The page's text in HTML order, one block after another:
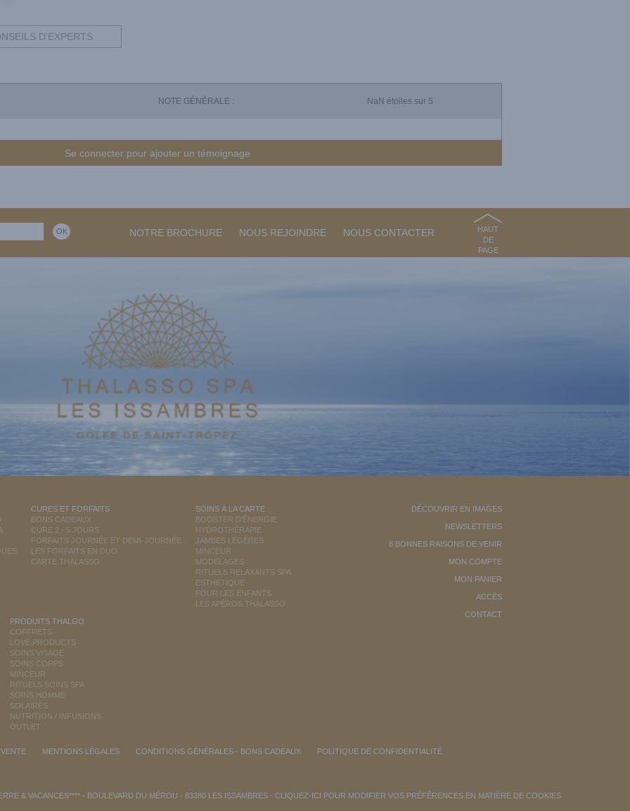
D'EXPERTS
NOTE GÉNÉRALE : NaN étoiles sur 5
Se connecter pour ajouter un témoignage
NOTRE BROCHURE NOUS REJOINDRE NOUS CONTACTER
HAUT
DE
PAGE
CURES ET FORFAITS
BONS CADEAUX
CURE 2 - 5 JOURS
FORFAITS JOURNÉE ET DEMI-JOURNÉE
LES FORFAITS EN DUO
CARTE THALASSO
SOINS À LA CARTE
BOOSTER D'ÉNERGIE
HYDROTHÉRAPIE
JAMBES LÉGÈRES
MINCEUR
MODELAGES
RITUELS RELAXANTS SPA
ESTHÉTIQUE
POUR LES ENFANTS
LES APÉROS THALASSO
PRODUITS THALGO
COFFRETS
LOVE PRODUCTS
SOINS VISAGE
SOINS CORPS
MINCEUR
RITUELS SOINS SPA
SOINS HOMME
SOLAIRES
NUTRITION / INFUSIONS
OUTLET
DÉCOUVRIR EN IMAGES
NEWSLETTERS
8 BONNES RAISONS DE VENIR
MON COMPTE
MON PANIER
ACCÈS
CONTACT
MENTIONS LÉGALES CONDITIONS GÉNÉRALES - BONS CADEAUX POLITIQUE DE CONFIDENTIALITÉ
& VACANCES**** - BOULEVARD DU MÉROU - 83380 LES ISSAMBRES - CLIQUEZ-ICI POUR MODIFIER VOS PRÉFÉRENCES EN MATIÈRE DE COOKIES